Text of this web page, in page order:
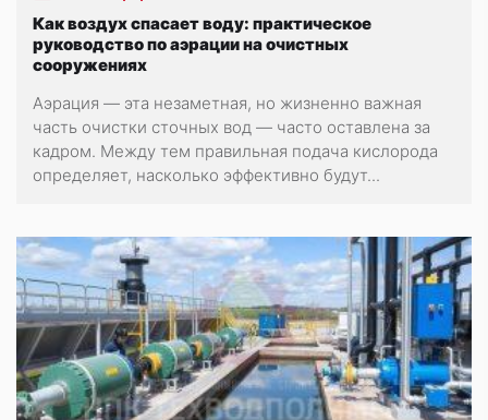
Как воздух спасает воду: практическое
руководство по аэрации на очистных
сооружениях
Аэрация — эта незаметная, но жизненно важная
часть очистки сточных вод — часто оставлена за
кадром. Между тем правильная подача кислорода
определяет, насколько эффективно будут...